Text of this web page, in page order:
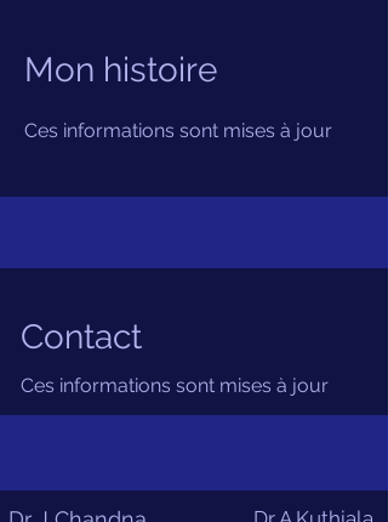
Mon histoire
Ces informations sont mises à jour
Contact
Ces informations sont mises à jour